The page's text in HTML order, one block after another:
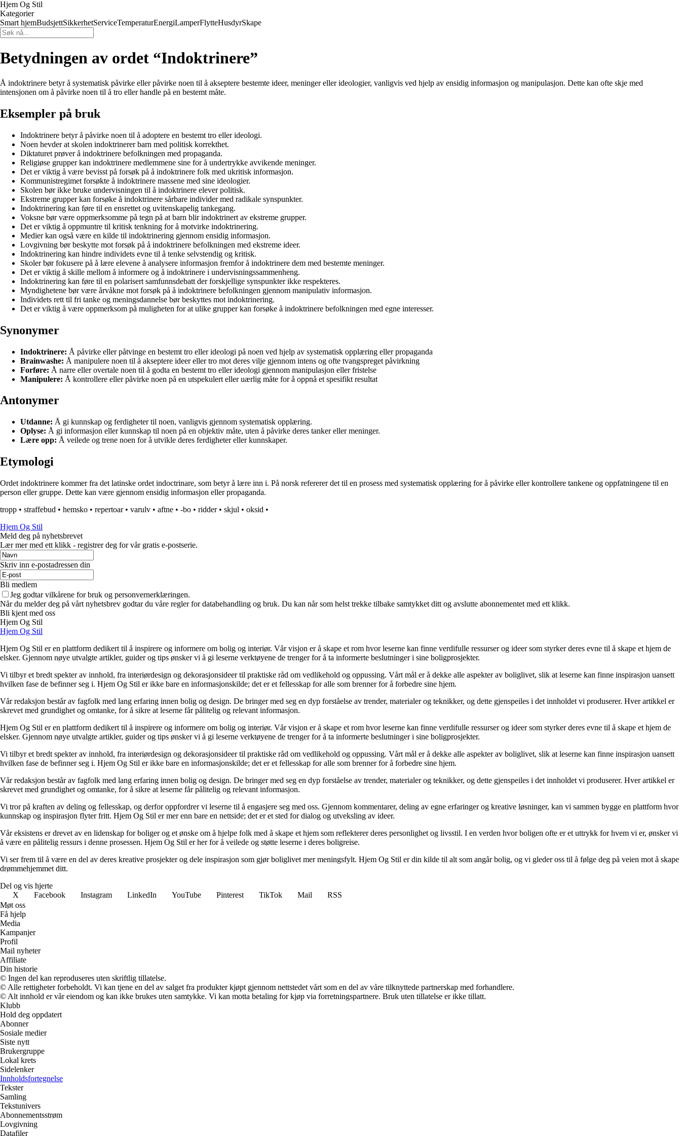
Hjem Og Stil
Kategorier
Smart hjemBudsjettSikkerhetServiceTemperaturEnergiLamperFlytteHusdyrSkape
Betydningen av ordet “Indoktrinere”
Å indoktrinere betyr å systematisk påvirke eller påvirke noen til å akseptere bestemte ideer, meninger eller ideologier, vanligvis ved hjelp av ensidig informasjon og manipulasjon. Dette kan ofte skje med
intensjonen om å påvirke noen til å tro eller handle på en bestemt måte.
Eksempler på bruk
Indoktrinere betyr å påvirke noen til å adoptere en bestemt tro eller ideologi.
Noen hevder at skolen indoktrinerer barn med politisk korrekthet.
Diktaturet prøver å indoktrinere befolkningen med propaganda.
Religiøse grupper kan indoktrinere medlemmene sine for å undertrykke avvikende meninger.
Det er viktig å være bevisst på forsøk på å indoktrinere folk med ukritisk informasjon.
Kommunistregimet forsøkte å indoktrinere massene med sine ideologier.
Skolen bør ikke bruke undervisningen til å indoktrinere elever politisk.
Ekstreme grupper kan forsøke å indoktrinere sårbare individer med radikale synspunkter.
Indoktrinering kan føre til en ensrettet og uvitenskapelig tankegang.
Voksne bør være oppmerksomme på tegn på at barn blir indoktrinert av ekstreme grupper.
Det er viktig å oppmuntre til kritisk tenkning for å motvirke indoktrinering.
Medier kan også være en kilde til indoktrinering gjennom ensidig informasjon.
Lovgivning bør beskytte mot forsøk på å indoktrinere befolkningen med ekstreme ideer.
Indoktrinering kan hindre individets evne til å tenke selvstendig og kritisk.
Skoler bør fokusere på å lære elevene å analysere informasjon fremfor å indoktrinere dem med bestemte meninger.
Det er viktig å skille mellom å informere og å indoktrinere i undervisningssammenheng.
Indoktrinering kan føre til en polarisert samfunnsdebatt der forskjellige synspunkter ikke respekteres.
Myndighetene bør være årvåkne mot forsøk på å indoktrinere befolkningen gjennom manipulativ informasjon.
Individets rett til fri tanke og meningsdannelse bør beskyttes mot indoktrinering.
Det er viktig å være oppmerksom på muligheten for at ulike grupper kan forsøke å indoktrinere befolkningen med egne interesser.
Synonymer
Indoktrinere: Å påvirke eller påtvinge en bestemt tro eller ideologi på noen ved hjelp av systematisk opplæring eller propaganda
Brainwashe: Å manipulere noen til å akseptere ideer eller tro mot deres vilje gjennom intens og ofte tvangspreget påvirkning
Forføre: Å narre eller overtale noen til å godta en bestemt tro eller ideologi gjennom manipulasjon eller fristelse
Manipulere: Å kontrollere eller påvirke noen på en utspekulert eller uærlig måte for å oppnå et spesifikt resultat
Antonymer
Utdanne: Å gi kunnskap og ferdigheter til noen, vanligvis gjennom systematisk opplæring.
Oplyse: Å gi informasjon eller kunnskap til noen på en objektiv måte, uten å påvirke deres tanker eller meninger.
Lære opp: Å veilede og trene noen for å utvikle deres ferdigheter eller kunnskaper.
Etymologi
Ordet indoktrinere kommer fra det latinske ordet indoctrinare, som betyr å lære inn i. På norsk refererer det til en prosess med systematisk opplæring for å påvirke eller kontrollere tankene og oppfatningene til en
person eller gruppe. Dette kan være gjennom ensidig informasjon eller propaganda.
tropp • straffebud • hemsko • repertoar• varulv • aftne • -bo • ridder• skjul • oksid •
Hjem Og Stil
Meld deg på nyhetsbrevet
Lær mer med ett klikk - registrer deg for vår gratis e-postserie.
Skriv inn e-postadressen din
Bli medlem
Jeg godtar vilkårene for bruk og personvernerklæringen.
Når du melder deg på vårt nyhetsbrev godtar du våre regler for databehandling og bruk. Du kan når som helst trekke tilbake samtykket ditt og avslutte abonnementet med ett klikk.
Bli kjent med oss
Hjem Og Stil
Hjem Og Stil
Hjem Og Stil er en plattform dedikert til å inspirere og informere om bolig og interiør. Vår visjon er å skape et rom hvor leserne kan finne verdifulle ressurser og ideer som styrker deres evne til å skape et hjem de
elsker. Gjennom nøye utvalgte artikler, guider og tips ønsker vi å gi leserne verktøyene de trenger for å ta informerte beslutninger i sine boligprosjekter.
Vi tilbyr et bredt spekter av innhold, fra interiørdesign og dekorasjonsideer til praktiske råd om vedlikehold og oppussing. Vårt mål er å dekke alle aspekter av boliglivet, slik at leserne kan finne inspirasjon uansett
hvilken fase de befinner seg i. Hjem Og Stil er ikke bare en informasjonskilde; det er et fellesskap for alle som brenner for å forbedre sine hjem.
Vår redaksjon består av fagfolk med lang erfaring innen bolig og design. De bringer med seg en dyp forståelse av trender, materialer og teknikker, og dette gjenspeiles i det innholdet vi produserer. Hver artikkel er
skrevet med grundighet og omtanke, for å sikre at leserne får pålitelig og relevant informasjon.
Hjem Og Stil er en plattform dedikert til å inspirere og informere om bolig og interiør. Vår visjon er å skape et rom hvor leserne kan finne verdifulle ressurser og ideer som styrker deres evne til å skape et hjem de
elsker. Gjennom nøye utvalgte artikler, guider og tips ønsker vi å gi leserne verktøyene de trenger for å ta informerte beslutninger i sine boligprosjekter.
Vi tilbyr et bredt spekter av innhold, fra interiørdesign og dekorasjonsideer til praktiske råd om vedlikehold og oppussing. Vårt mål er å dekke alle aspekter av boliglivet, slik at leserne kan finne inspirasjon uansett
hvilken fase de befinner seg i. Hjem Og Stil er ikke bare en informasjonskilde; det er et fellesskap for alle som brenner for å forbedre sine hjem.
Vår redaksjon består av fagfolk med lang erfaring innen bolig og design. De bringer med seg en dyp forståelse av trender, materialer og teknikker, og dette gjenspeiles i det innholdet vi produserer. Hver artikkel er
skrevet med grundighet og omtanke, for å sikre at leserne får pålitelig og relevant informasjon.
Vi tror på kraften av deling og fellesskap, og derfor oppfordrer vi leserne til å engasjere seg med oss. Gjennom kommentarer, deling av egne erfaringer og kreative løsninger, kan vi sammen bygge en plattform hvor
kunnskap og inspirasjon flyter fritt. Hjem Og Stil er mer enn bare en nettside; det er et sted for dialog og utveksling av ideer.
Vår eksistens er drevet av en lidenskap for boliger og et ønske om å hjelpe folk med å skape et hjem som reflekterer deres personlighet og livsstil. I en verden hvor boligen ofte er et uttrykk for hvem vi er, ønsker vi
å være en pålitelig ressurs i denne prosessen. Hjem Og Stil er her for å veilede og støtte leserne i deres boligreise.
Vi ser frem til å være en del av deres kreative prosjekter og dele inspirasjon som gjør boliglivet mer meningsfylt. Hjem Og Stil er din kilde til alt som angår bolig, og vi gleder oss til å følge deg på veien mot å skape
drømmehjemmet ditt.
Del og vis hjerte
X
Facebook Instagram LinkedIn YouTube Pinterest TikTok Mail
RSS
Møt oss
Få hjelp
Media
Kampanjer
Profil
Mail nyheter
Affiliate
Din historie
© Ingen del kan reproduseres uten skriftlig tillatelse.
© Alle rettigheter forbeholdt. Vi kan tjene en del av salget fra produkter kjøpt gjennom nettstedet vårt som en del av våre tilknyttede partnerskap med forhandlere.
© Alt innhold er vår eiendom og kan ikke brukes uten samtykke. Vi kan motta betaling for kjøp via forretningspartnere. Bruk uten tillatelse er ikke tillatt.
Klubb
Hold deg oppdatert
Abonner
Sosiale medier
Siste nytt
Brukergruppe
Lokal krets
Sidelenker
Innholdsfortegnelse
Tekster
Samling
Tekstunivers
Abonnementsstrøm
Lovgivning
Datafiler